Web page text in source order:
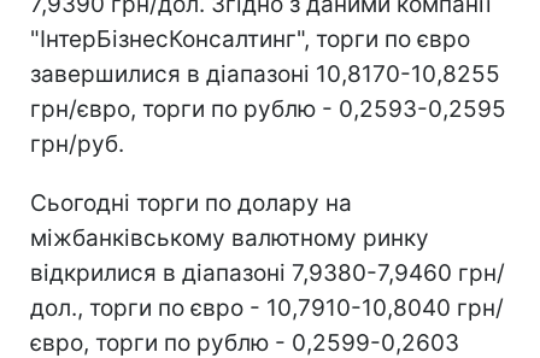
"ІнтерБізнесКонсалтинг", торги по євро
завершилися в діапазоні 10,8170-10,8255
грн/євро, торги по рублю - 0,2593-0,2595
грн/руб.
Сьогодні торги по долару на
міжбанківському валютному ринку
відкрилися в діапазоні 7,9380-7,9460 грн/
дол., торги по євро - 10,7910-10,8040 грн/
євро, торги по рублю - 0,2599-0,2603